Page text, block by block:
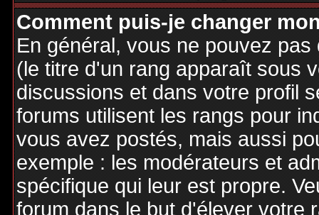
Comment puis-je changer
En général, vous ne pouvez
(le titre d'un rang apparaît sous
discussions et dans votre profil
forums utilisent les rangs pour
vous avez postés, mais aussi
exemple : les modérateurs et
spécifique qui leur est propre.
forum dans le but d'élever votre